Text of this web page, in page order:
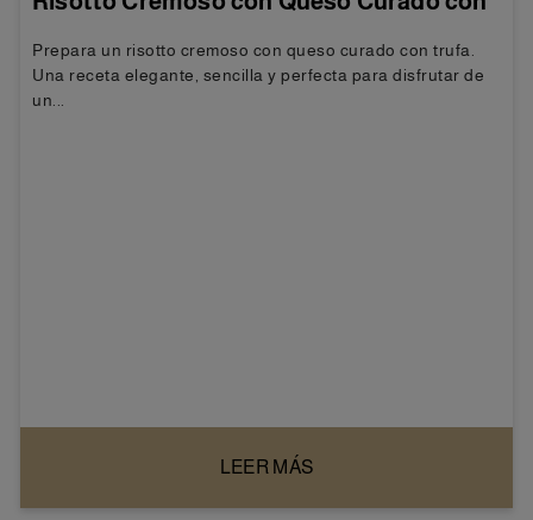
Prepara un risotto cremoso con queso curado con trufa.
Una receta elegante, sencilla y perfecta para disfrutar de
un...
LEER MÁS